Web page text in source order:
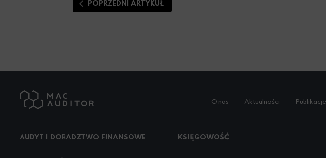
POPRZEDNI ARTYKUŁ
O nas Aktualności Publikacje
AUDYT I DORADZTWO FINANSOWE KSIĘGOWOŚĆ